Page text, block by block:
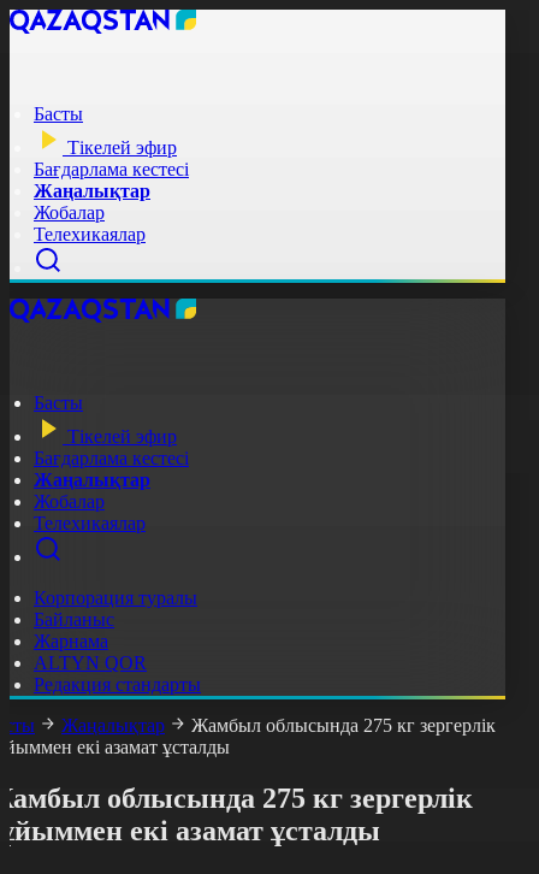
Басты
Тікелей эфир
Бағдарлама кестесі
Жаңалықтар
Жобалар
Телехикаялар
Басты
Тікелей эфир
Бағдарлама кестесі
Жаңалықтар
Жобалар
Телехикаялар
Корпорация туралы
Байланыс
Жарнама
ALTYN QOR
Редакция стандарты
Жаңалықтар
Жамбыл облысында 275 кг зергерлік
екі азамат ұсталды
облысында 275 кг зергерлік
екі азамат ұсталды